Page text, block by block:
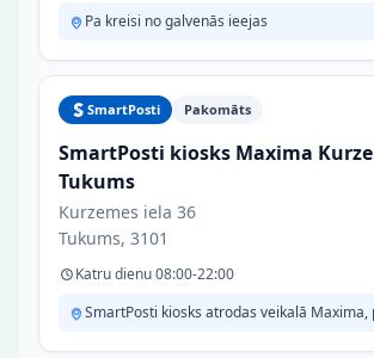
Pa kreisi no galvenās ieejas
SmartPosti Pakomāts
SmartPosti kiosks Maxima
Tukums
Kurzemes iela 36
Tukums, 3101
Katru dienu 08:00-22:00
SmartPosti kiosks atrodas veikalā Maxima,